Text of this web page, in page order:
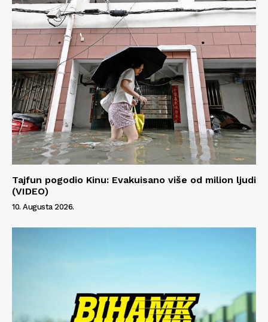
Tajfun pogodio Kinu: Evakuisano više od milion ljudi
(VIDEO)
10. Augusta 2026.